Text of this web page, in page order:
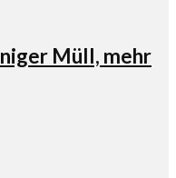
Müll, mehr